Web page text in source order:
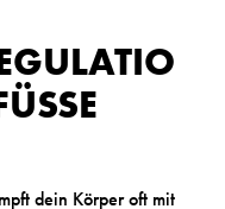
W
dein Körper oft mit